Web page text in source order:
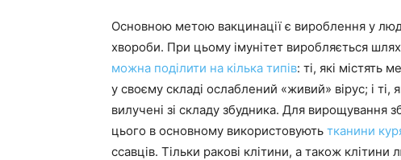
Основною метою вакцинації є вироблення у
хвороби. При цьому імунітет виробляється
можна поділити на кілька типів: ті, які містять
у своєму складі ослаблений «живий» вірус; і ті,
вилучені зі складу збудника. Для вирощування
цього в основному використовують тканини
ссавців. Тільки ракові клітини, а також